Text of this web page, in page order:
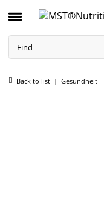
Back to list Gesundheit